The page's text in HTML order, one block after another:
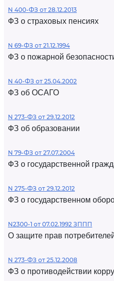
N 400-ФЗ от 28.12.2013
ФЗ о страховых пенсиях
N 69-ФЗ от 21.12.1994
ФЗ о пожарной
N 40-ФЗ от 25.04.2002
ФЗ об ОСАГО
N 273-ФЗ от 29.12.2012
ФЗ об образовании
N 79-ФЗ от 27.07.2004
ФЗ о государственной
N 275-ФЗ от 29.12.2012
ФЗ о государственном
N2300-1 от 07.02.1992 ЗППП
О защите прав
N 273-ФЗ от 25.12.2008
ФЗ о противодействии